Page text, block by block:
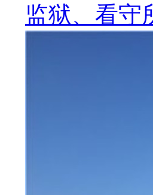
监狱、看守